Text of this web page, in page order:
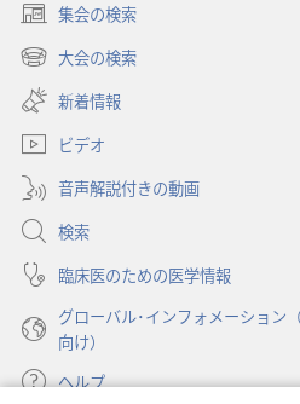
集会の検索
（新
し
タ
で
開
く）
大会の検索
（新
し
い
タ
ブ
で
開
く）
新着情報
ビデオ
音声解説付きの動画
検索
臨床医のための医学情報
グローバル･インフォメーション
向け）
ヘルプ